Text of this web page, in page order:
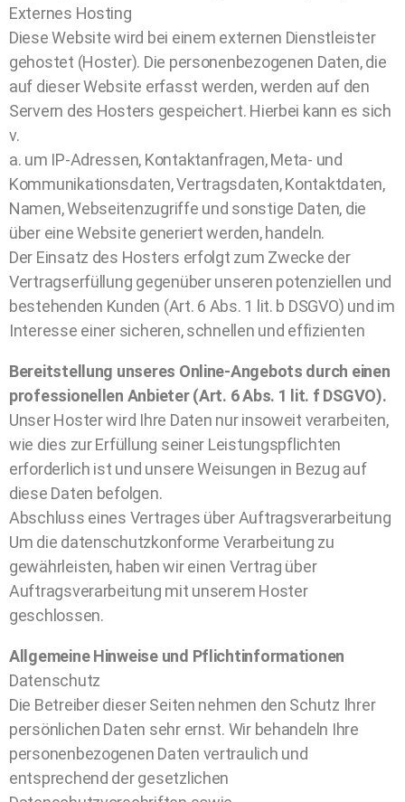
Externes Hosting
Diese Website wird bei einem externen Dienstleister
gehostet (Hoster). Die personenbezogenen Daten, die
auf dieser Website erfasst werden, werden auf den
Servern des Hosters gespeichert. Hierbei kann es sich
v.
a. um IP-Adressen, Kontaktanfragen, Meta- und
Kommunikationsdaten, Vertragsdaten, Kontaktdaten,
Namen, Webseitenzugriffe und sonstige Daten, die
über eine Website generiert werden, handeln.
Der Einsatz des Hosters erfolgt zum Zwecke der
Vertragserfüllung gegenüber unseren potenziellen und
bestehenden Kunden (Art. 6 Abs. 1 lit. b DSGVO) und im
Interesse einer sicheren, schnellen und effizienten
Bereitstellung unseres Online-Angebots durch einen
professionellen Anbieter (Art. 6 Abs. 1 lit. f DSGVO).
Unser Hoster wird Ihre Daten nur insoweit verarbeiten,
wie dies zur Erfüllung seiner Leistungspflichten
erforderlich ist und unsere Weisungen in Bezug auf
diese Daten befolgen.
Abschluss eines Vertrages über Auftragsverarbeitung
Um die datenschutzkonforme Verarbeitung zu
gewährleisten, haben wir einen Vertrag über
Auftragsverarbeitung mit unserem Hoster
geschlossen.
Allgemeine Hinweise und Pflichtinformationen
Datenschutz
Die Betreiber dieser Seiten nehmen den Schutz Ihrer
persönlichen Daten sehr ernst. Wir behandeln Ihre
personenbezogenen Daten vertraulich und
entsprechend der gesetzlichen